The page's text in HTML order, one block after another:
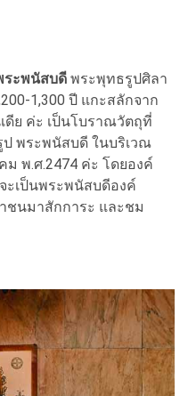
ระพนัสบดี พระพุทธรูปศิลา
1,300 ปี แกะสลักจาก
ดีย ค่ะ เป็นโบราณวัตถุที่
พระพนัสบดี ในบริเวณ
พ.ศ.2474 ค่ะ โดยองค์
ะเป็นพระพนัสบดีองค์
ชนมาสักการะ และชม